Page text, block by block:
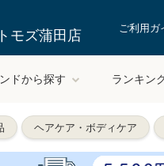
トモズ蒲田店 ご利用ガ
ドから探す ランキン
ヘアケア・ボディケア